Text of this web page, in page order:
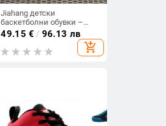
Jiahang детски
баскетболни обувки –
повишаване на
височината, мрежесто
горно, модел на райета,
49.15 € / 96.13 лв
add_shopping_cart